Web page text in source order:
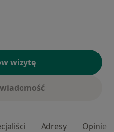
wizytę
Adresy Opinie